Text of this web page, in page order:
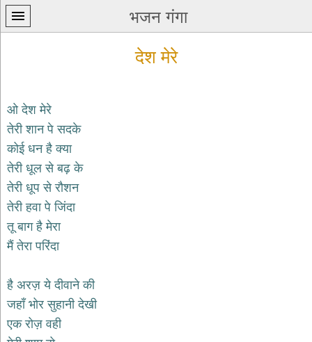
भजन गंगा
प्रथम
पन्ना
home
कृष्ण
भजन
krishna
bhajans
शिव
bhajans
हनुमान
भजन
hanuman
देश मेरे
ओ देश मेरे
तेरी शान पे सदके
कोई धन है क्या
तेरी धूल से बढ़ के
तेरी धूप से रौशन
तेरी हवा पे जिंदा
तू बाग है मेरा
मैं तेरा परिंदा
है अरज़ ये दीवाने की
जहाँ भोर सुहानी देखी
एक रोज़ वही